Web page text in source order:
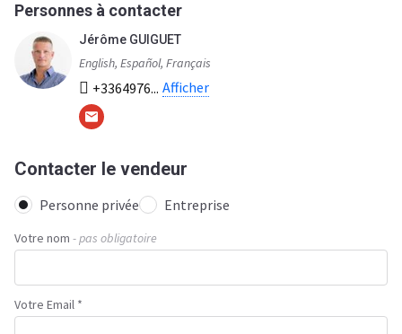
Personnes à contacter
Jérôme GUIGUET
English, Español, Français
+3364976... Afficher
Contacter le vendeur
Personne privée Entreprise
Votre nom - pas obligatoire
Votre Email *